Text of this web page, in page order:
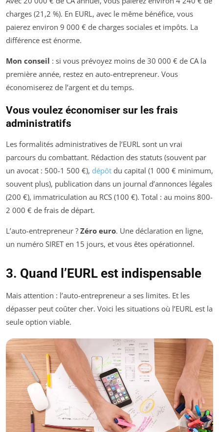
charges (21,2 %). En EURL, avec le même bénéfice, vous
paierez environ 9 000 € de charges sociales et impôts. La
différence est énorme.
Mon conseil : si vous prévoyez moins de 30 000 € de CA la
première année, restez en auto-entrepreneur. Vous
économiserez de l’argent et du temps.
Vous voulez économiser sur les frais
administratifs
Les formalités administratives de l’EURL sont un vrai
parcours du combattant. Rédaction des statuts (souvent par
un avocat : 500-1 500 €), dépôt du capital (1 000 € minimum,
souvent plus), publication dans un journal d’annonces légales
(200 €), immatriculation au RCS (100 €). Total : au moins 800-
2 000 € de frais de départ.
L’auto-entrepreneur ? Zéro euro. Une déclaration en ligne,
un numéro SIRET en 15 jours, et vous êtes opérationnel.
3. Quand l’EURL est indispensable
Mais attention : l’auto-entrepreneur a ses limites. Et les
dépasser peut coûter cher. Voici les situations où l’EURL est la
seule option viable.